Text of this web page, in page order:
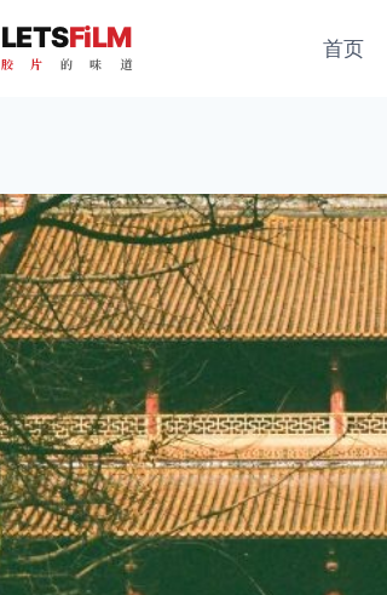
LETSFiLM
胶 片 的 味 道
首页